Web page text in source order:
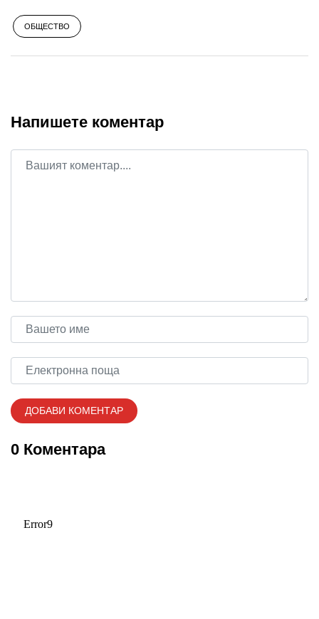
ОБЩЕСТВО
Напишете коментар
0 Коментара